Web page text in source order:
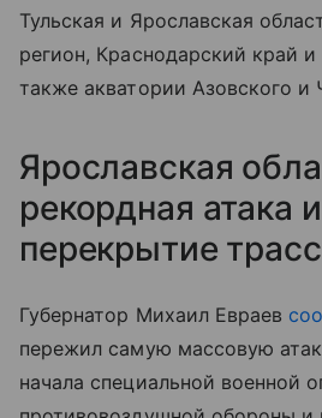
Тульская и Ярославская
регион, Краснодарский край
также акватории Азовского и
Ярославская
рекордная атака и
перекрытие
Губернатор Михаил Евраев
пережил самую массовую
начала специальной военной